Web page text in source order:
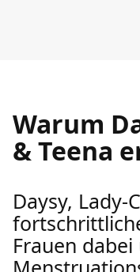
Warum
& Teena
Daysy, Lady-
Frauen